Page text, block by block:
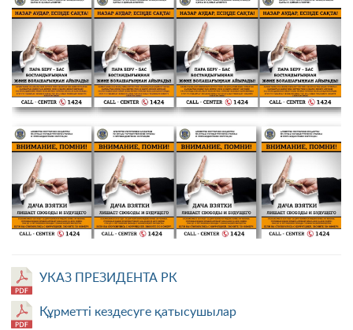
УКАЗ ПРЕЗИДЕНТА РК
Құрметті кездесуге қатысушылар